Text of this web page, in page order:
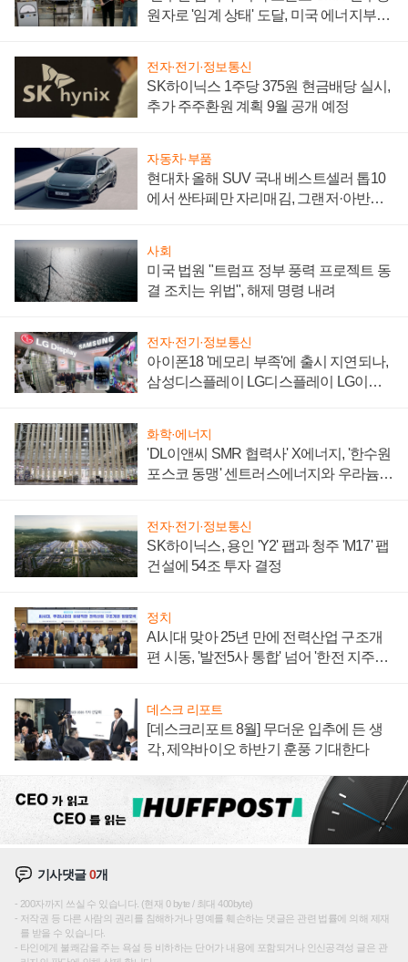
원자로 '임계 상태' 도달, 미국 에너지부
전자·전기·정보통신
SK하이닉스 1주당 375원 현금배당 실시,
추가 주주환원 계획 9월 공개 예정
자동차·부품
현대차 올해 SUV 국내 베스트셀러 톱10
에서 싼타페만 자리매김, 그랜저·아반떼
사회
미국 법원 "트럼프 정부 풍력 프로젝트 동
결 조치는 위법", 해제 명령 내려
전자·전기·정보통신
아이폰18 '메모리 부족'에 출시 지연되나,
삼성디스플레이 LG디스플레이 LG이노
화학·에너지
'DL이앤씨 SMR 협력사' X에너지, '한수원
포스코 동맹' 센트러스에너지와 우라늄
전자·전기·정보통신
SK하이닉스, 용인 'Y2' 팹과 청주 'M17' 팹
건설에 54조 투자 결정
정치
AI시대 맞아 25년 만에 전력산업 구조개
편 시동, '발전5사 통합' 넘어 '한전 지주사'
데스크 리포트
[데스크리포트 8월] 무더운 입추에 든 생
각, 제약바이오 하반기 훈풍 기대한다
기사댓글0개
200자까지 쓰실 수 있습니다. (현재 0 byte / 최대 400byte)
저작권 등 다른 사람의 권리를 침해하거나 명예를 훼손하는 댓글은 관련 법률에 의해 제재
를 받을 수 있습니다.
타인에게 불쾌감을 주는 욕설 등 비하하는 단어가 내용에 포함되거나 인신공격성 글은 관